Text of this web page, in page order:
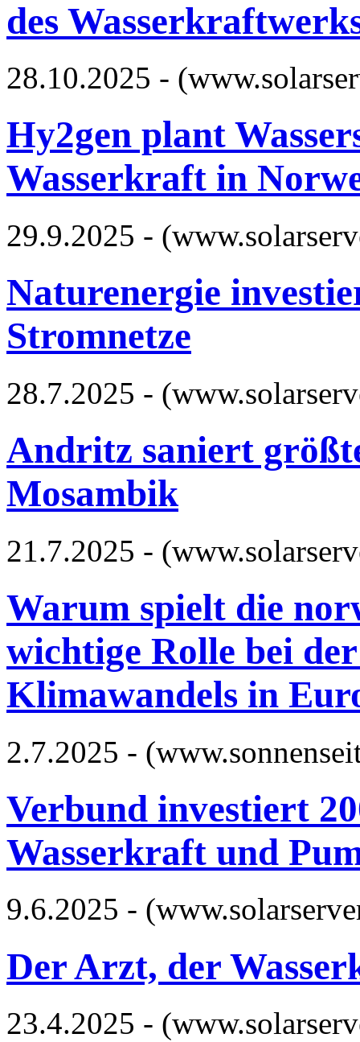
des
28.10.2025 -
Hy2gen plant
Wasserkraft in
29.9.2025 -
Naturenergie
Stromnetze
28.7.2025 -
Andritz saniert
Mosambik
21.7.2025 -
Warum spielt die
wichtige Rolle bei
Klimawandels in
2.7.2025 -
Verbund investiert
Wasserkraft und
9.6.2025 -
Der Arzt, der
23.4.2025 -